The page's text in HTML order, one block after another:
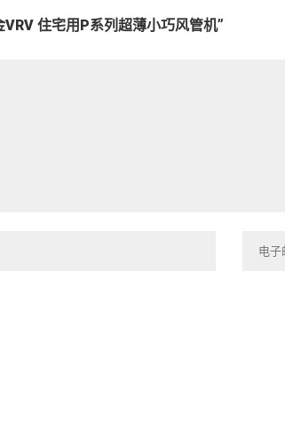
住宅用P系列超薄小巧风管机”